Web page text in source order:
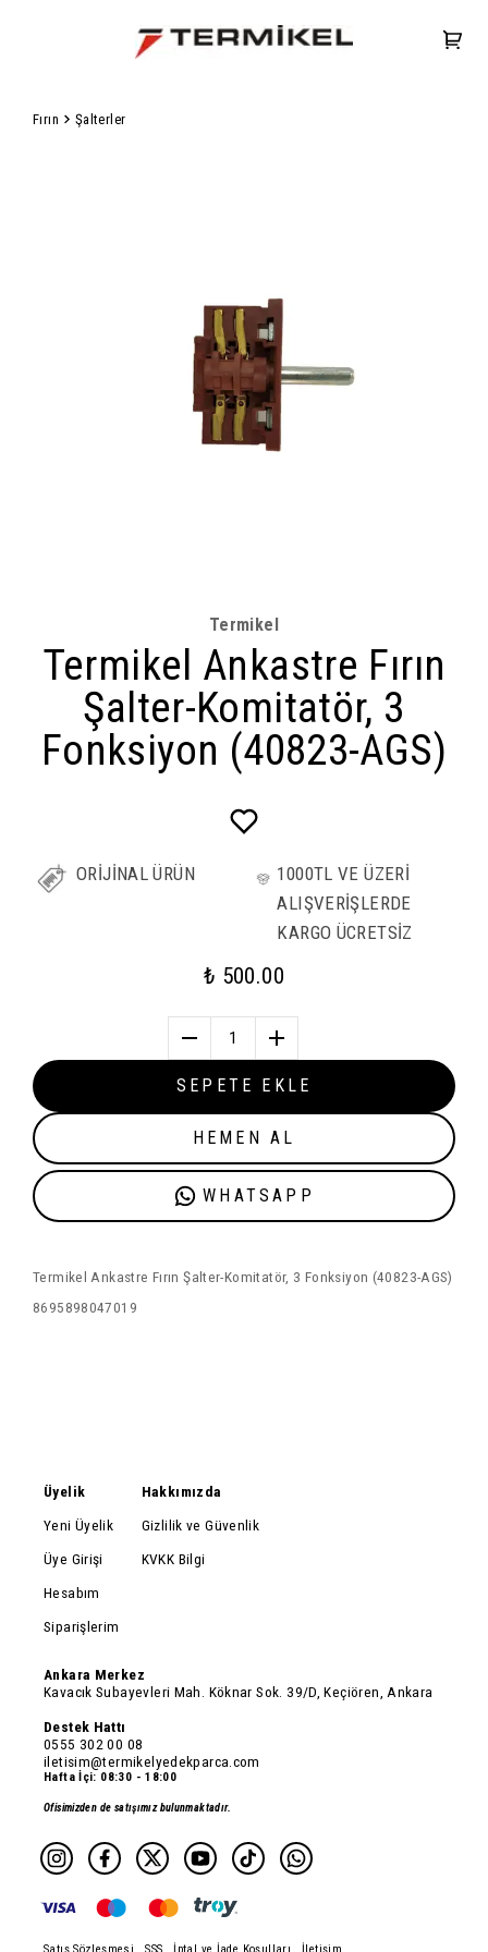
Fırın Şalterler
Termikel
Termikel Ankastre Fırın
Şalter-Komitatör, 3
Fonksiyon (40823-AGS)
ORİJİNAL ÜRÜN
1000TL VE ÜZERİ
ALIŞVERİŞLERDE
KARGO ÜCRETSİZ
₺ 500.00
1
SEPETE EKLE
HEMEN AL
WHATSAPP
Termikel Ankastre Fırın Şalter-Komitatör, 3 Fonksiyon (40823-AGS)
8695898047019
Üyelik
Yeni Üyelik
Üye Girişi
Hesabım
Siparişlerim
Hakkımızda
Gizlilik ve Güvenlik
KVKK Bilgi
Ankara Merkez
Kavacık Subayevleri Mah. Köknar Sok. 39/D, Keçiören, Ankara
Destek Hattı
0555 302 00 08
iletisim@termikelyedekparca.com
Hafta İçi: 08:30 - 18:00
Ofisimizden de satışımız bulunmaktadır.